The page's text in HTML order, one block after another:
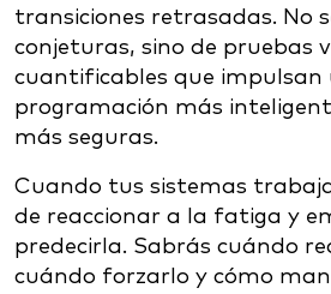
transiciones retrasadas. No
conjeturas, sino de pruebas
cuantificables que impulsan
programación más
más seguras.
Cuando tus sistemas
de reaccionar a la fatiga y
predecirla. Sabrás cuándo
cuándo forzarlo y cómo